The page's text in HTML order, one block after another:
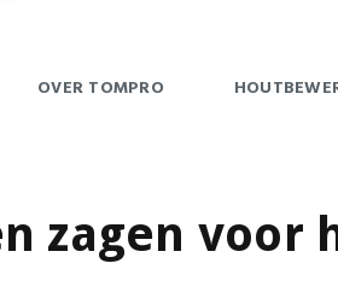
OVER TOMPRO
zagen voor